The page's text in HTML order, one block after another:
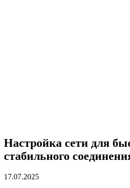
Настройка сети для
стабильного
17.07.2025